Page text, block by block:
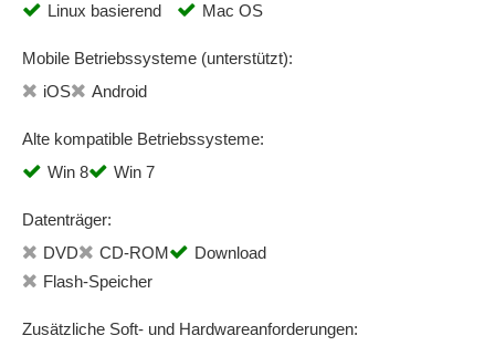
Linux basierend
Mac OS
Mobile Betriebssysteme (unterstützt):
iOS
Android
Alte kompatible Betriebssysteme:
Win 8
Win 7
Datenträger:
DVD
CD-ROM
Download
Flash-Speicher
Zusätzliche Soft- und Hardwareanforderungen: